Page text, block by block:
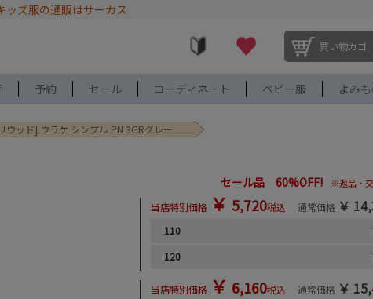
ッズ服の通販はサーカス
買い物カゴ
予約 セール コーディネート ベビー服 よみ
ウッド] ウラケ シンプル PN 3GRグレー
セール品 60%OFF! ※返品・
当店特別価格 ￥ 5,720税込 通常価格 ￥
110
120
当店特別価格 ￥ 6,160税込 通常価格 ￥